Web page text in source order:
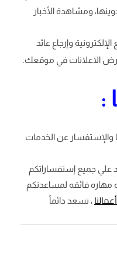
ومشاهدة الأخبار
وإرجاع عائد
الاعلانات في موقعك.
:
والإستفسار عن الخدمات
علي جميع إستفساراتكم
فائقه لمساعدتكم
أعمالنا، نسعد دائماً